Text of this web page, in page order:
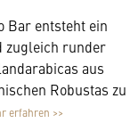
Bar entsteht ein
zugleich runder
aus
Robustas zu
erfahren >>